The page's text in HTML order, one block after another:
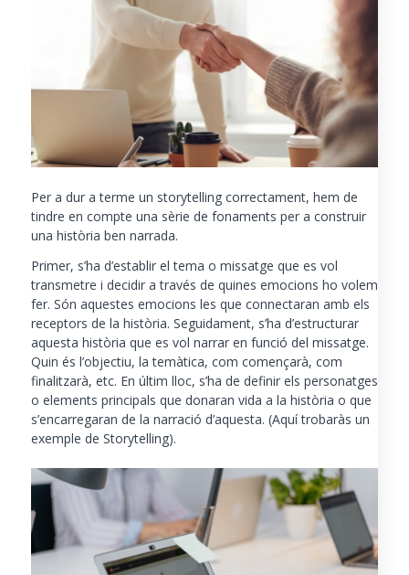
Per a dur a terme un storytelling correctament, hem de
tindre en compte una sèrie de fonaments per a construir
una història ben narrada.
Primer, s’ha d’establir el tema o missatge que es vol
transmetre i decidir a través de quines emocions ho volem
fer. Són aquestes emocions les que connectaran amb els
receptors de la història. Seguidament, s’ha d’estructurar
aquesta història que es vol narrar en funció del missatge.
Quin és l’objectiu, la temàtica, com començarà, com
finalitzarà, etc. En últim lloc, s’ha de definir els personatges
o elements principals que donaran vida a la història o que
s’encarregaran de la narració d’aquesta. (Aquí trobaràs un
exemple de Storytelling).